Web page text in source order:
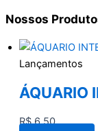
Nossos
Lançamentos
ÁQUARIO
R$6,50